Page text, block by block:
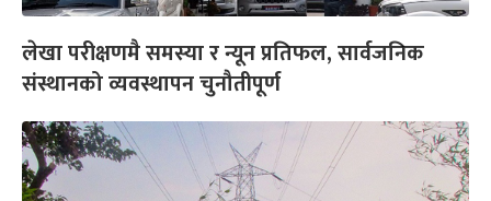
लेखा परीक्षणमै समस्या र न्यून प्रतिफल, सार्वजनिक
संस्थानको व्यवस्थापन चुनौतीपूर्ण